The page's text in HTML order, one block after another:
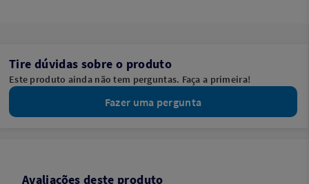
Tire dúvidas sobre o produto
Este produto ainda não tem perguntas. Faça a primeira!
Fazer uma pergunta
Avaliações deste produto